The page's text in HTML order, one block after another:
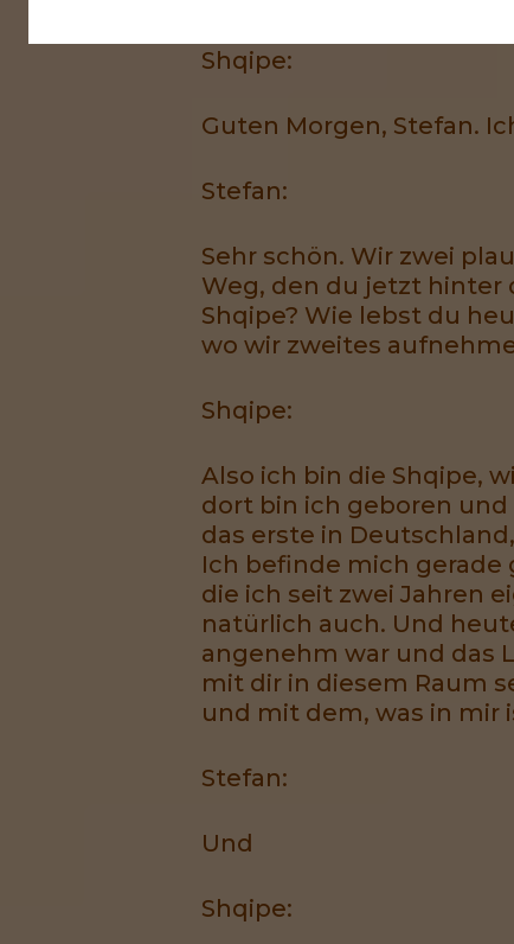
Shqipe:
Guten Morgen, Stefan.
Stefan:
Sehr schön. Wir zwei
Weg, den du jetzt hinter
Shqipe? Wie lebst du
wo wir zweites
Shqipe:
Also ich bin die Shqipe,
dort bin ich geboren und
das erste in
Ich befinde mich
die ich seit zwei Jahren
natürlich auch. Und
angenehm war und das
mit dir in diesem Raum
und mit dem, was in mir
Stefan:
Und
Shqipe: